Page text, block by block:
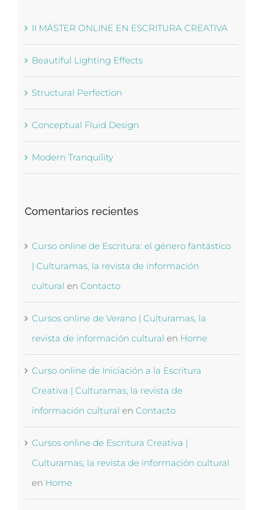
II MÁSTER ONLINE EN ESCRITURA CREATIVA
Beautiful Lighting Effects
Structural Perfection
Conceptual Fluid Design
Modern Tranquility
Comentarios recientes
Curso online de Escritura: el género fantástico
| Culturamas, la revista de información
cultural en Contacto
Cursos online de Verano | Culturamas, la
revista de información cultural en Home
Curso online de Iniciación a la Escritura
Creativa | Culturamas, la revista de
información cultural en Contacto
Cursos online de Escritura Creativa |
Culturamas, la revista de información cultural
en Home